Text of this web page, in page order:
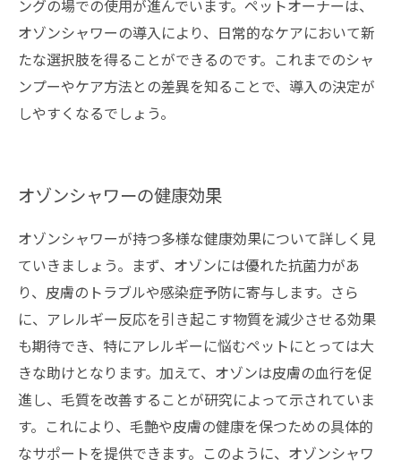
ングの場での使用が進んでいます。ペットオーナーは、
オゾンシャワーの導入により、日常的なケアにおいて新
たな選択肢を得ることができるのです。これまでのシャ
ンプーやケア方法との差異を知ることで、導入の決定が
しやすくなるでしょう。
オゾンシャワーの健康効果
オゾンシャワーが持つ多様な健康効果について詳しく見
ていきましょう。まず、オゾンには優れた抗菌力があ
り、皮膚のトラブルや感染症予防に寄与します。さら
に、アレルギー反応を引き起こす物質を減少させる効果
も期待でき、特にアレルギーに悩むペットにとっては大
きな助けとなります。加えて、オゾンは皮膚の血行を促
進し、毛質を改善することが研究によって示されていま
す。これにより、毛艶や皮膚の健康を保つための具体的
なサポートを提供できます。このように、オゾンシャワ